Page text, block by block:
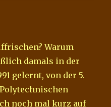
Warum
damals in der
gelernt, von der 5.
noch mal kurz auf